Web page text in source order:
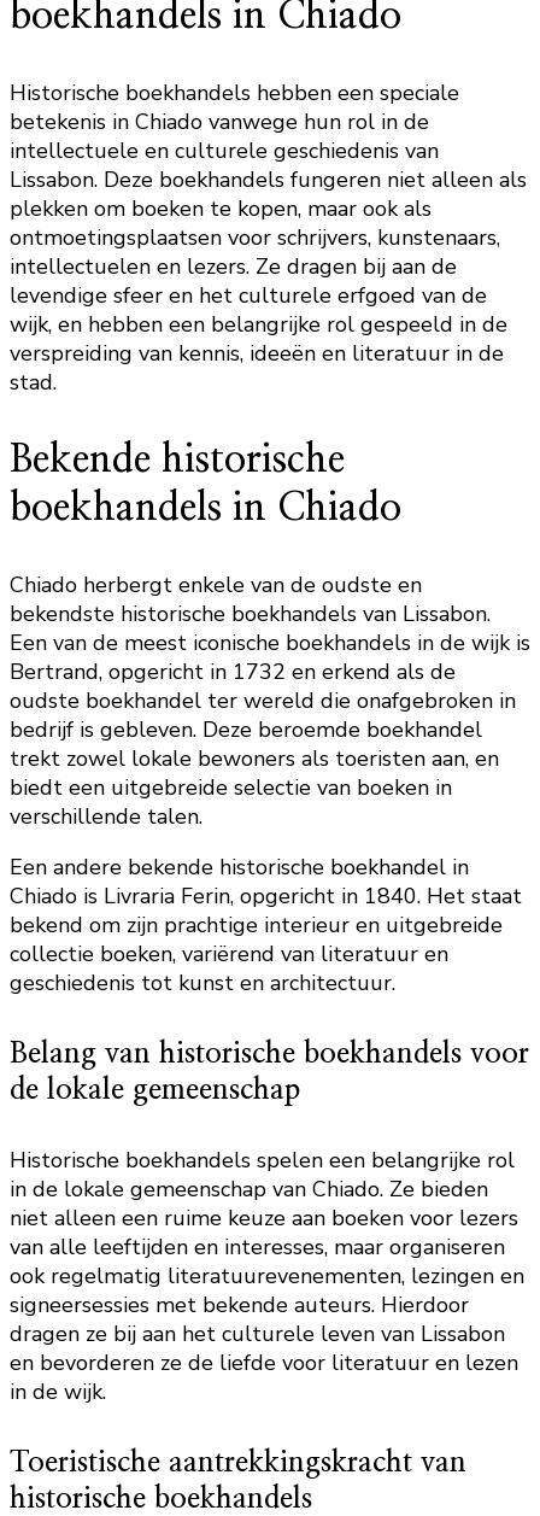
boekhandels in Chiado
Historische boekhandels hebben een speciale
betekenis in Chiado vanwege hun rol in de
intellectuele en culturele geschiedenis van
Lissabon. Deze boekhandels fungeren niet alleen als
plekken om boeken te kopen, maar ook als
ontmoetingsplaatsen voor schrijvers, kunstenaars,
intellectuelen en lezers. Ze dragen bij aan de
levendige sfeer en het culturele erfgoed van de
wijk, en hebben een belangrijke rol gespeeld in de
verspreiding van kennis, ideeën en literatuur in de
stad.
Bekende historische
boekhandels in Chiado
Chiado herbergt enkele van de oudste en
bekendste historische boekhandels van Lissabon.
Een van de meest iconische boekhandels in de wijk is
Bertrand, opgericht in 1732 en erkend als de
oudste boekhandel ter wereld die onafgebroken in
bedrijf is gebleven. Deze beroemde boekhandel
trekt zowel lokale bewoners als toeristen aan, en
biedt een uitgebreide selectie van boeken in
verschillende talen.
Een andere bekende historische boekhandel in
Chiado is Livraria Ferin, opgericht in 1840. Het staat
bekend om zijn prachtige interieur en uitgebreide
collectie boeken, variërend van literatuur en
geschiedenis tot kunst en architectuur.
Belang van historische boekhandels voor
de lokale gemeenschap
Historische boekhandels spelen een belangrijke rol
in de lokale gemeenschap van Chiado. Ze bieden
niet alleen een ruime keuze aan boeken voor lezers
van alle leeftijden en interesses, maar organiseren
ook regelmatig literatuurevenementen, lezingen en
signeersessies met bekende auteurs. Hierdoor
dragen ze bij aan het culturele leven van Lissabon
en bevorderen ze de liefde voor literatuur en lezen
in de wijk.
Toeristische aantrekkingskracht van
historische boekhandels